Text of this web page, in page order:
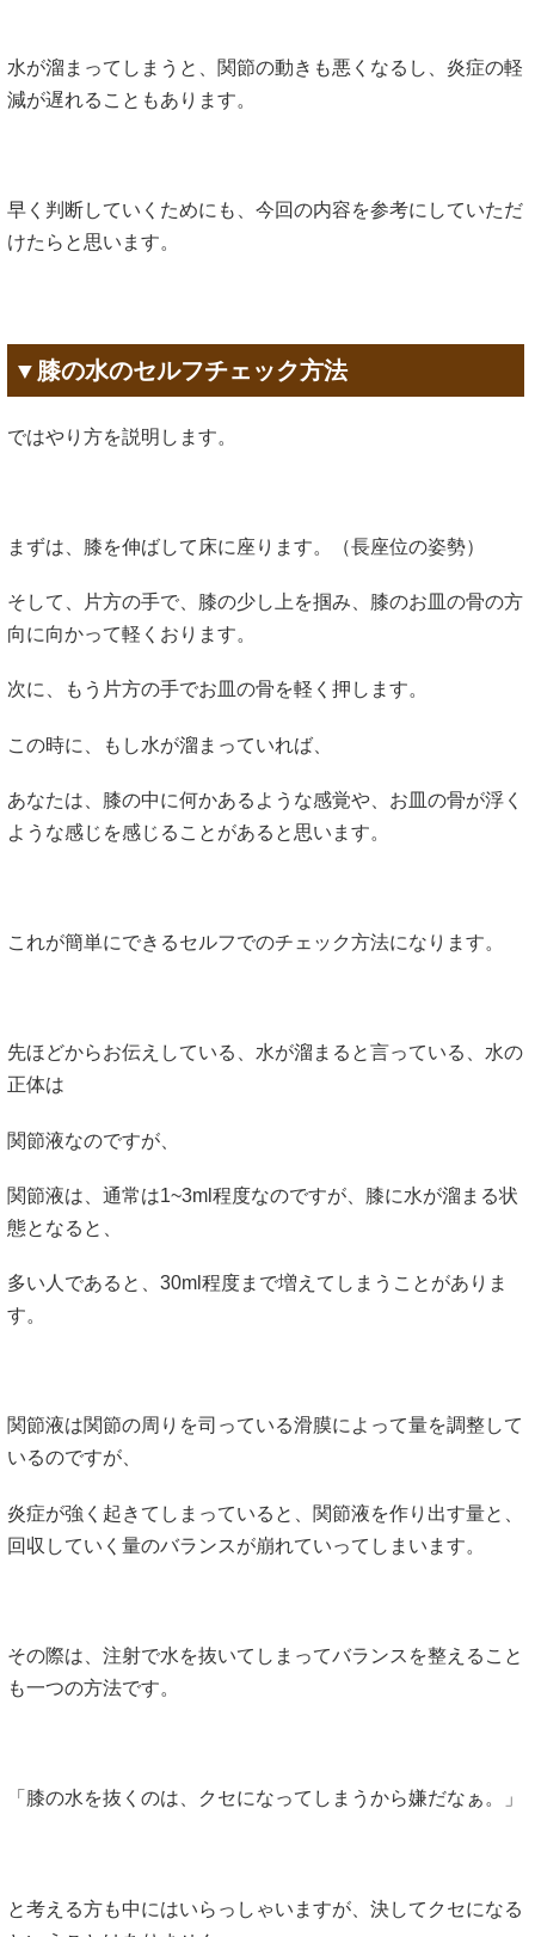
水が溜まってしまうと、関節の動きも悪くなるし、炎症の軽
減が遅れることもあります。
早く判断していくためにも、今回の内容を参考にしていただ
けたらと思います。
▼膝の水のセルフチェック方法
ではやり方を説明します。
まずは、膝を伸ばして床に座ります。（長座位の姿勢）
そして、片方の手で、膝の少し上を掴み、膝のお皿の骨の方
向に向かって軽くおります。
次に、もう片方の手でお皿の骨を軽く押します。
この時に、もし水が溜まっていれば、
あなたは、膝の中に何かあるような感覚や、お皿の骨が浮く
ような感じを感じることがあると思います。
これが簡単にできるセルフでのチェック方法になります。
先ほどからお伝えしている、水が溜まると言っている、水の
正体は
関節液なのですが、
関節液は、通常は1~3ml程度なのですが、膝に水が溜まる状
態となると、
多い人であると、30ml程度まで増えてしまうことがありま
す。
関節液は関節の周りを司っている滑膜によって量を調整して
いるのですが、
炎症が強く起きてしまっていると、関節液を作り出す量と、
回収していく量のバランスが崩れていってしまいます。
その際は、注射で水を抜いてしまってバランスを整えること
も一つの方法です。
「膝の水を抜くのは、クセになってしまうから嫌だなぁ。」
と考える方も中にはいらっしゃいますが、決してクセになる